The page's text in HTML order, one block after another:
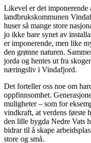
Likevel er det
landbrukskommunen
huser så mange store
jo ikke bare synet av
er imponerende, men like
den grønne naturen.
jorda og hentes ut fra
næringsliv i Vindafjord.
Det forteller oss noe om
oppfinnsomhet.
muligheter – som for
vindkraft, at verdens første
den lille bygda Nedre Vats
bidrar til å skape
store og små.